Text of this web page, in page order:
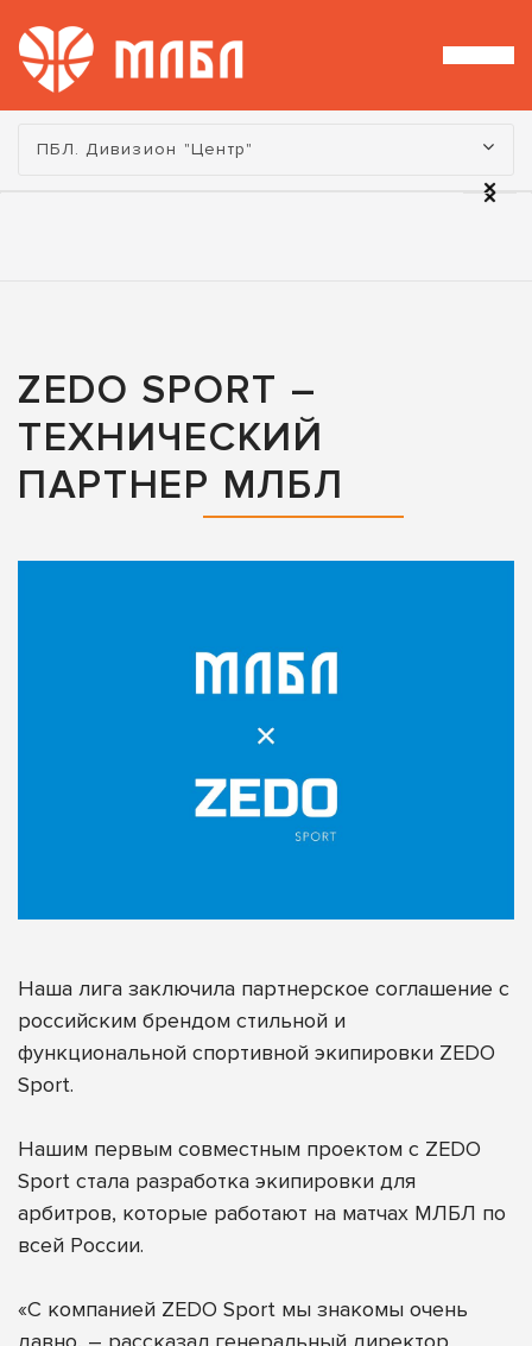
Турнир:
ПБЛ. Дивизион "Центр"
ZEDO SPORT –
ТЕХНИЧЕСКИЙ
ПАРТНЕР МЛБЛ
Наша лига заключила партнерское соглашение с
российским брендом стильной и
функциональной спортивной экипировки ZEDO
Sport.
Нашим первым совместным проектом с ZEDO
Sport стала разработка экипировки для
арбитров, которые работают на матчах МЛБЛ по
всей России.
«С компанией ZEDO Sport мы знакомы очень